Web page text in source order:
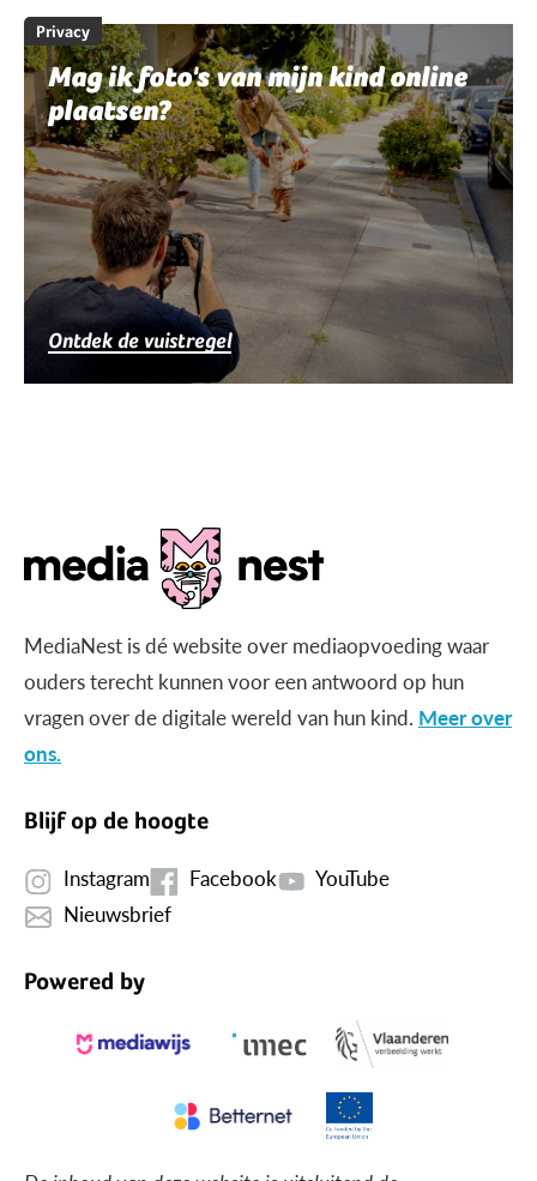
Privacy
Mag ik foto's van mijn kind online
plaatsen?
Ontdek de vuistregel
MediaNest is dé website over mediaopvoeding waar
ouders terecht kunnen voor een antwoord op hun
vragen over de digitale wereld van hun kind. Meer over
ons.
Blijf op de hoogte
Instagram Facebook
YouTube
Nieuwsbrief
Powered by